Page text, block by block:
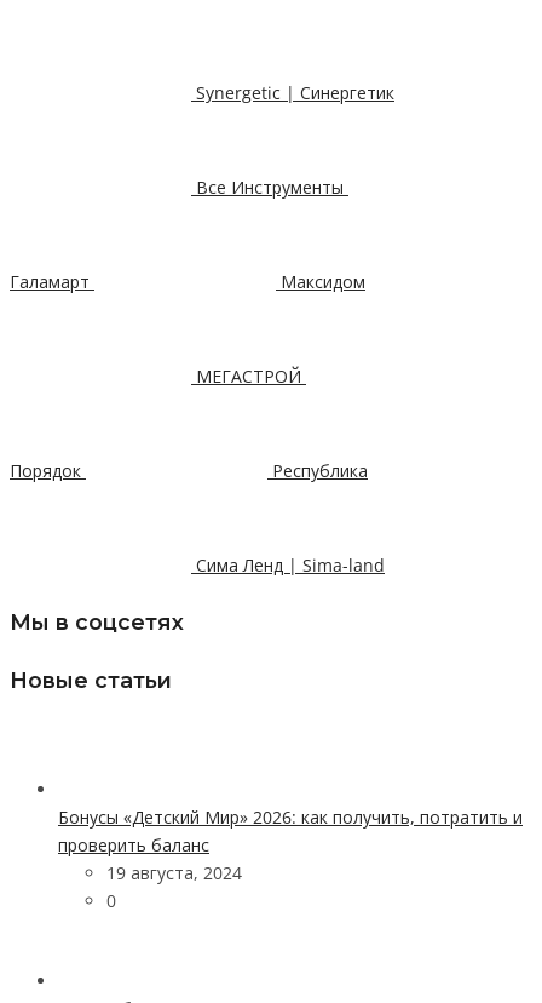
Synergetic | Синергетик
Все Инструменты
Галамарт Максидом
МЕГАСТРОЙ
Порядок Республика
Сима Ленд | Sima-land
Мы в соцсетях
Новые статьи
Бонусы «Детский Мир» 2026: как получить, потратить и
проверить баланс
19 августа, 2024
0